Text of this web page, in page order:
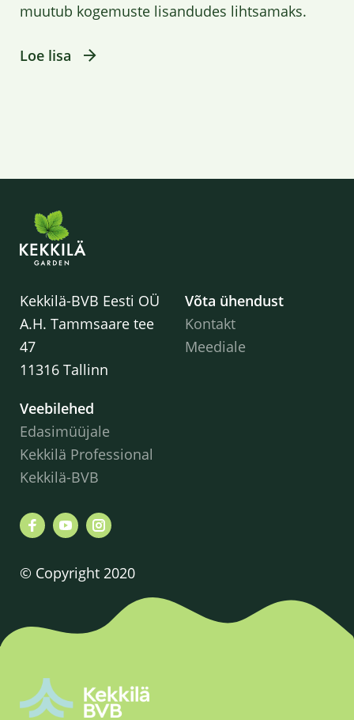
muutub kogemuste lisandudes lihtsamaks.
Loe lisa
Kekkilä-BVB Eesti OÜ
A.H. Tammsaare tee
47
11316 Tallinn
Võta ühendust
Kontakt
Meediale
Veebilehed
Edasimüüjale
Kekkilä Professional
Kekkilä-BVB
© Copyright 2020